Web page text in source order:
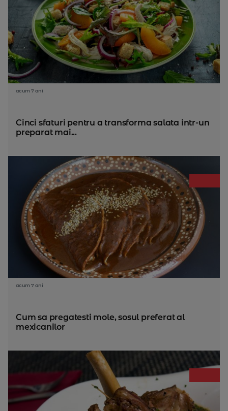
acum 7 ani
Cinci sfaturi pentru a transforma salata intr-un
preparat mai...
acum 7 ani
Cum sa pregatesti mole, sosul preferat al
mexicanilor